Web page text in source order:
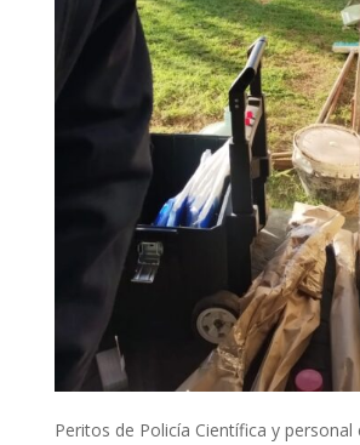
Peritos de Policía Científica y personal